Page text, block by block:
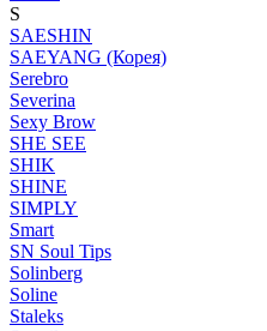
S
SAESHIN
SAEYANG (Корея)
Serebro
Severina
Sexy Brow
SHE SEE
SHIK
SHINE
SIMPLY
Smart
SN Soul Tips
Solinberg
Soline
Staleks